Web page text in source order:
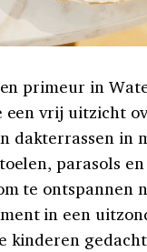
primeur in
vrij uitzicht
dakterrassen in
parasols
te ontspannen
in een
kinderen